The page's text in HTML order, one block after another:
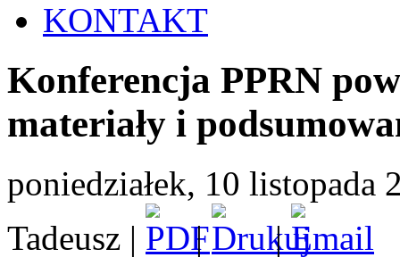
KONTAKT
Konferencja PPRN
materiały i
poniedziałek, 10 listopada
Tadeusz | |
|